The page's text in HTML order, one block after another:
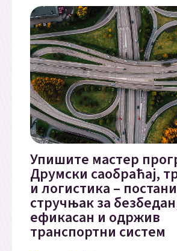
Упишите мастер
Друмски саобраћај,
и логистика –
стручњак за
ефикасан и одржив
транспортни систем